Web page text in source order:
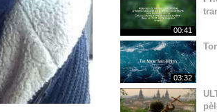
00:41
03:32